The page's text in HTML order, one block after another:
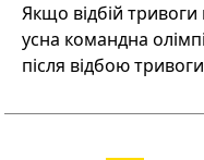
Якщо відбій тривоги
усна командна
після відбою